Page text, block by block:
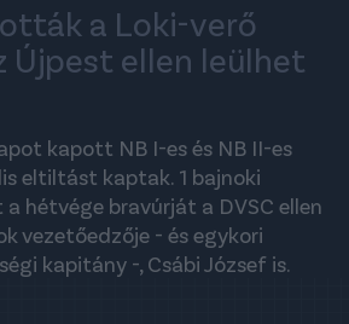
a Loki-verő
Újpest ellen leülhet
kapott NB I-es és NB II-es
eltiltást kaptak. 1 bajnoki
hétvége bravúrját a DVSC ellen
vezetőedzője - és egykori
kapitány -, Csábi József is.